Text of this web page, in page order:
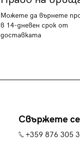
Можете да върнете
в 14-дневен срок от
доставката
Свържете се
+359 876 305